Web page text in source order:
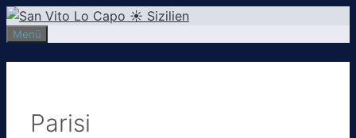
Zum
Inhalt
Menü
Parisi